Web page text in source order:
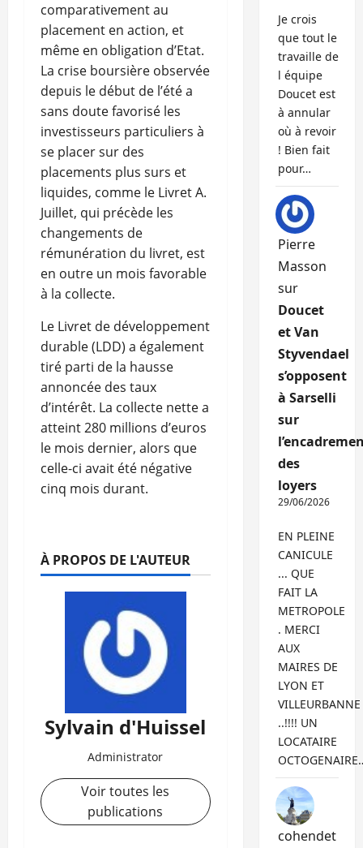
comparativement au
placement en action, et
même en obligation d’Etat.
La crise boursière observée
depuis le début de l’été a
sans doute favorisé les
investisseurs particuliers à
se placer sur des
placements plus surs et
liquides, comme le Livret A.
Juillet, qui précède les
changements de
rémunération du livret, est
en outre un mois favorable
à la collecte.
Le Livret de développement
durable (LDD) a également
tiré parti de la hausse
annoncée des taux
d’intérêt. La collecte nette a
atteint 280 millions d’euros
le mois dernier, alors que
celle-ci avait été négative
cinq mois durant.
À PROPOS DE L'AUTEUR
Sylvain d'Huissel
Administrator
Voir toutes les
publications
Je crois
que tout le
travaille de
l équipe
Doucet est
à annular
où à revoir
! Bien fait
pour…
Pierre
Masson
sur
Doucet
et Van
Styvendael
s’opposent
à Sarselli
sur
des
loyers
29/06/2026
EN PLEINE
CANICULE
... QUE
FAIT LA
METROPOLE
. MERCI
AUX
MAIRES DE
LYON ET
VILLEURBANNE
..!!!! UN
LOCATAIRE
cohendet